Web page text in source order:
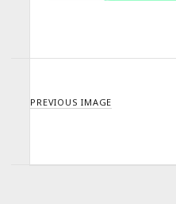
PREVIOUS IMAGE